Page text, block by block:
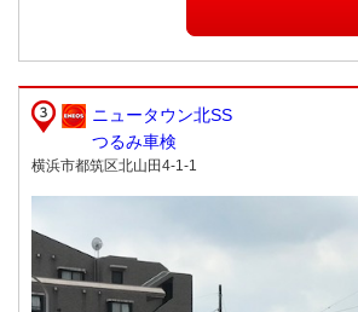
ニュータウン北SS
つるみ車検
横浜市都筑区北山田4-1-1